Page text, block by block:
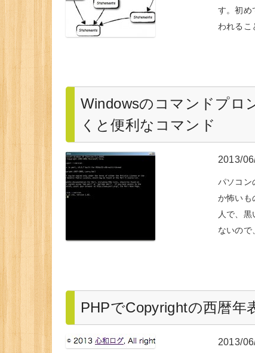
す。初め
われるこ
Windowsのコマンドプロ
くと便利なコマンド
2013/
パソコン
か怖いも
人で、
ないので
PHPでCopyrightの西暦年
2013/